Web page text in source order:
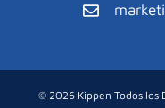
© 2026 Kippen Todos los